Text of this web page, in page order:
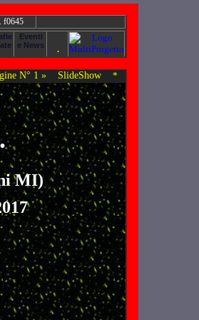
f0645
N° 1 » SlideShow *
MI)